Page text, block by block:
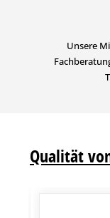
Unsere
Qualität